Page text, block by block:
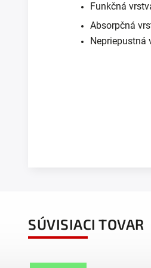
Funkčná
Absorpčná
Nepriepustná
SÚVISIACI TOVAR